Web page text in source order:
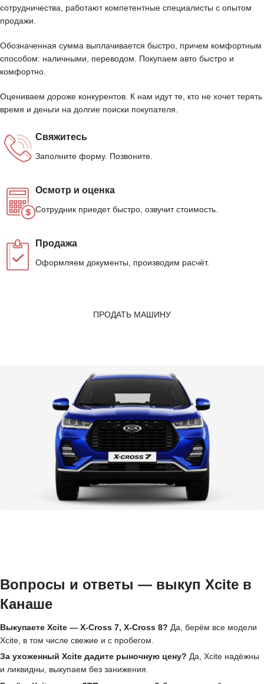
сотрудничества, работают компетентные специалисты с опытом
продажи.
Обозначенная сумма выплачивается быстро, причем комфортным
способом: наличными, переводом. Покупаем авто быстро и
комфортно.
Оцениваем дороже конкурентов. К нам идут те, кто не хочет терять
время и деньги на долгие поиски покупателя.
Свяжитесь
Заполните форму. Позвоните.
Осмотр и оценка
Сотрудник приедет быстро, озвучит стоимость.
Продажа
Оформляем документы, производим расчёт.
ПРОДАТЬ МАШИНУ
Вопросы и ответы — выкуп Xcite в
Канаше
Выкупаете Xcite — X-Cross 7, X-Cross 8? Да, берём все модели
Xcite, в том числе свежие и с пробегом.
За ухоженный Xcite дадите рыночную цену? Да, Xcite надёжны
и ликвидны, выкупаем без занижения.